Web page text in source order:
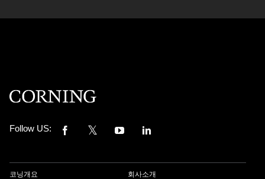
Follow US:
코닝개요
회사소개